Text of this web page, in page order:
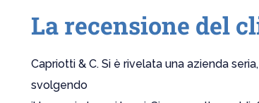
La recensione del
Capriotti & C. Si è rivelata una azienda
svolgendo